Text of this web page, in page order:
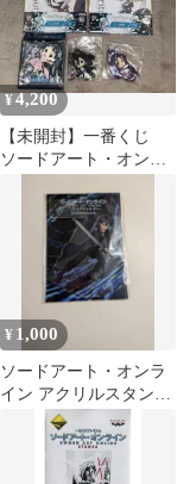
¥4,200
【未開封】一番くじ
ソードアート・オンラ
¥ 1,000
ソードアート・オンラ
イン アクリルスタンド
キリト